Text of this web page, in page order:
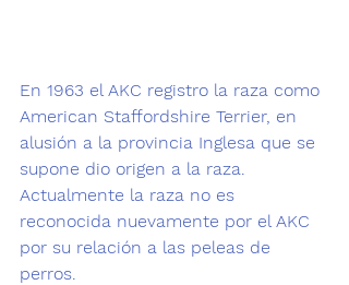
En 1963 el AKC registro la raza como
American Staffordshire Terrier, en
alusión a la provincia Inglesa que se
supone dio origen a la raza.
Actualmente la raza no es
reconocida nuevamente por el AKC
por su relación a las peleas de
perros.